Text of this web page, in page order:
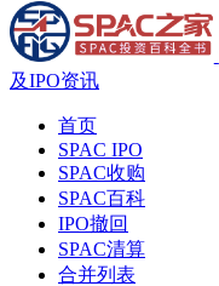
及IPO资讯
首页
SPAC IPO
SPAC收购
SPAC百科
IPO撤回
SPAC清算
合并列表